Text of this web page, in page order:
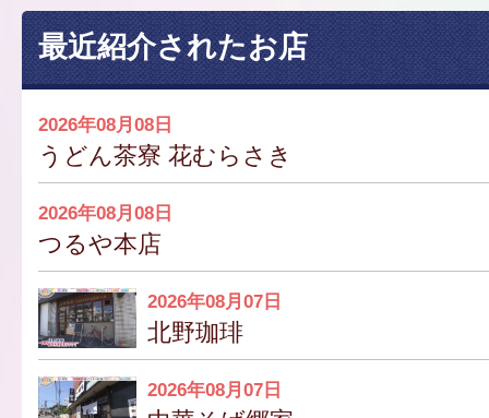
最近紹介されたお店
2026年08月08日
うどん茶寮 花むらさき
2026年08月08日
つるや本店
2026年08月07日
北野珈琲
2026年08月07日